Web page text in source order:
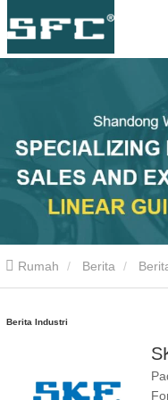
Rumah Berita
Berita Industri